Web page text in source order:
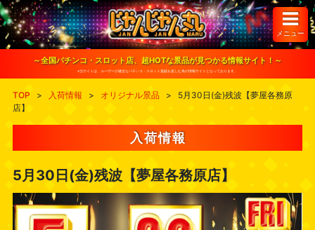
S
k
i
o
メニュー
～全国パチンコ・スロット店、超HOTな景品が見つかる情報サイト！～
※当サイトは、ユーザーが健全なパチンコ・スロット遊戯を楽しむ為の情報サイトとなっております。
TOP > 入荷情報 > オリジナル景品 >
5月30日(金)残波【夢屋各務原
店】
入荷情報
5月30日(金)残波【夢屋各務原店】